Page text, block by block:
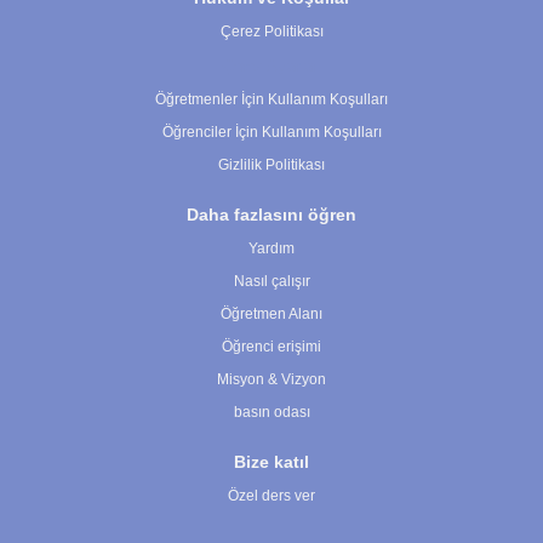
Çerez Politikası
Öğretmenler İçin Kullanım Koşulları
Öğrenciler İçin Kullanım Koşulları
Gizlilik Politikası
Daha fazlasını öğren
Yardım
Nasıl çalışır
Öğretmen Alanı
Öğrenci erişimi
Misyon & Vizyon
basın odası
Bize katıl
Özel ders ver